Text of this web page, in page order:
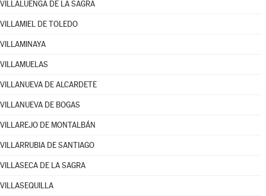
VILLALUENGA DE LA SAGRA
VILLAMIEL DE TOLEDO
VILLAMINAYA
VILLAMUELAS
VILLANUEVA DE ALCARDETE
VILLANUEVA DE BOGAS
VILLAREJO DE MONTALBÁN
VILLARRUBIA DE SANTIAGO
VILLASECA DE LA SAGRA
VILLASEQUILLA